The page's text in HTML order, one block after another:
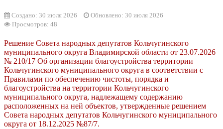
Создано: 30 июля 2026
Обновлено: 30 июля 2026
Просмотров: 48
Решение Совета народных депутатов Кольчугинского
муниципального округа Владимирской области от 23.07.2026
№ 210/17 Об организации благоустройства территории
Кольчугинского муниципального округа в соответствии с
Правилами по обеспечению чистоты, порядка и
благоустройства на территории Кольчугинского
муниципального округа, надлежащему содержанию
расположенных на ней объектов, утвержденные решением
Совета народных депутатов Кольчугинского муниципального
округа от 18.12.2025 №87/7.